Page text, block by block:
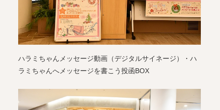
ハラミちゃんメッセージ動画（デジタルサイネージ）・ハ
ラミちゃんへメッセージを書こう投函BOX